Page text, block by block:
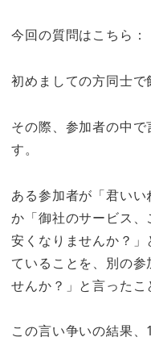
今回の質問はこちら：
初めましての方同士で
その際、参加者の中
す。
ある参加者が「君い
か「御社のサービス
安くなりませんか？
ていることを、別の
せんか？」と言ったこ
この言い争いの結果、